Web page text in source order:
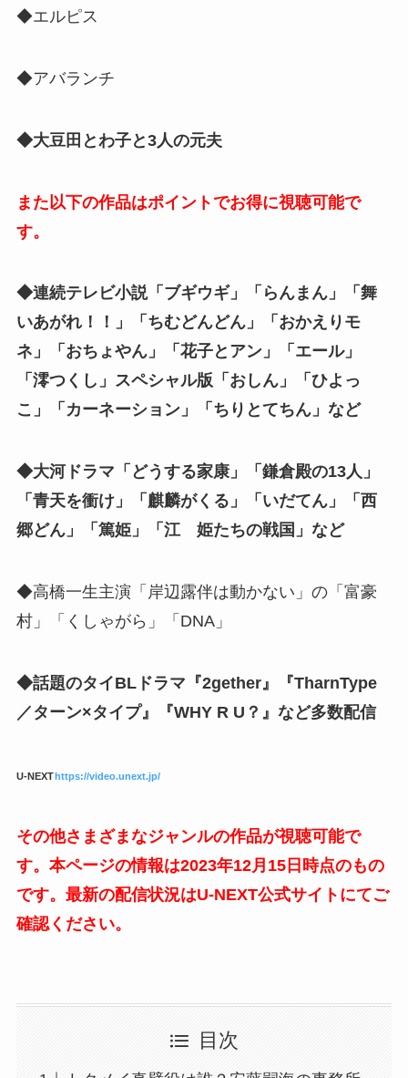
◆エルピス
◆アバランチ
◆大豆田とわ子と3人の元夫
また以下の作品はポイントでお得に視聴可能で
す。
◆連続テレビ小説「ブギウギ」「らんまん」「舞
いあがれ！！」「ちむどんどん」「おかえりモ
ネ」「おちょやん」「花子とアン」「エール」
「澪つくし」スペシャル版「おしん」「ひよっ
こ」「カーネーション」「ちりとてちん」など
◆大河ドラマ「どうする家康」「鎌倉殿の13人」
「青天を衝け」「麒麟がくる」「いだてん」「西
郷どん」「篤姫」「江 姫たちの戦国」など
◆高橋一生主演「岸辺露伴は動かない」の「富豪
村」「くしゃがら」「DNA」
◆話題のタイBLドラマ『2gether』『TharnType
／ターン×タイプ』『WHY R U？』など多数配信
U-NEXThttps://video.unext.jp/
その他さまざまなジャンルの作品が視聴可能で
す。本ページの情報は2023年12月15日時点のもの
です。最新の配信状況はU-NEXT公式サイトにてご
確認ください。
目次